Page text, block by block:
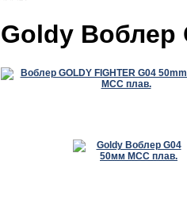
Goldy Воблер